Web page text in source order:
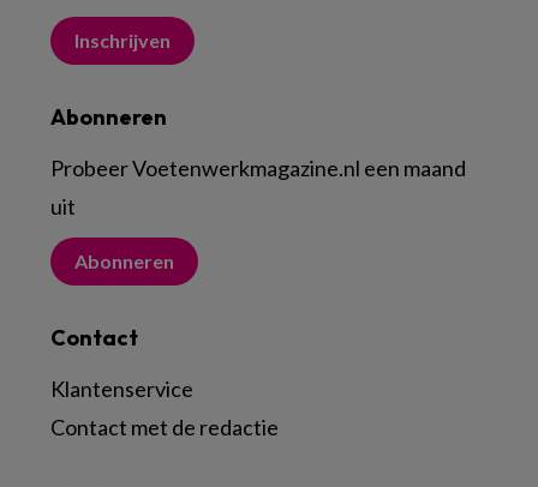
Inschrijven
Abonneren
Probeer Voetenwerkmagazine.nl een maand
uit
Abonneren
Contact
Klantenservice
Contact met de redactie